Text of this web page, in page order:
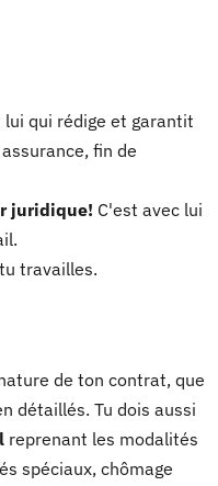
lui qui rédige et garantit
fin de
juridique! C'est avec lui
travailles.
de ton contrat, que
détaillés. Tu dois aussi
reprenant les modalités
spéciaux, chômage